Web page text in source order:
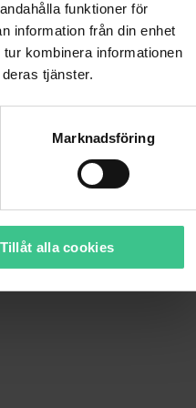
funktioner för
information från din enhet
kombinera informationen
tjänster.
Marknadsföring
Tillåt alla cookies